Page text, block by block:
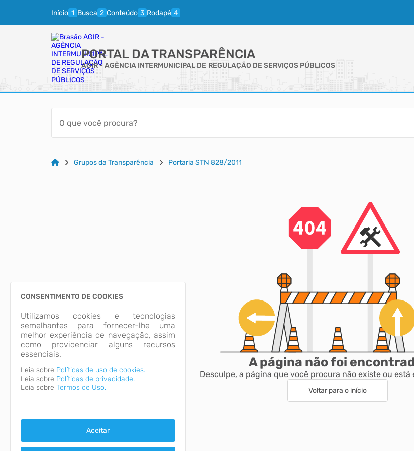
Início Busca Conteúdo Rodapé
PORTAL DA TRANSPARÊNCIA
AGIR - AGÊNCIA INTERMUNICIPAL DE REGULAÇÃO DE SERVIÇOS PÚBLICOS
Grupos da Transparência Portaria STN 828/2011
A página não foi
Desculpe, a página que você procura não existe ou está
Voltar para o início
CONSENTIMENTO DE COOKIES
Utilizamos cookies e tecnologias
semelhantes para fornecer-lhe uma
melhor experiência de navegação, assim
como providenciar alguns recursos
essenciais.
Leia sobre Políticas de uso de cookies.
Leia sobre Políticas de privacidade.
Leia sobre Termos de Uso.
Aceitar